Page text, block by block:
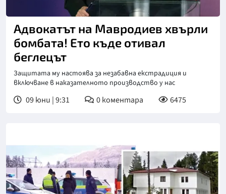
Адвокатът на Мавродиев хвърли
бомбата! Ето къде отивал
беглецът
Защитата му настоява за незабавна екстрадиция и
включване в наказателното производство у нас
09 юни | 9:31 0коментара 6475